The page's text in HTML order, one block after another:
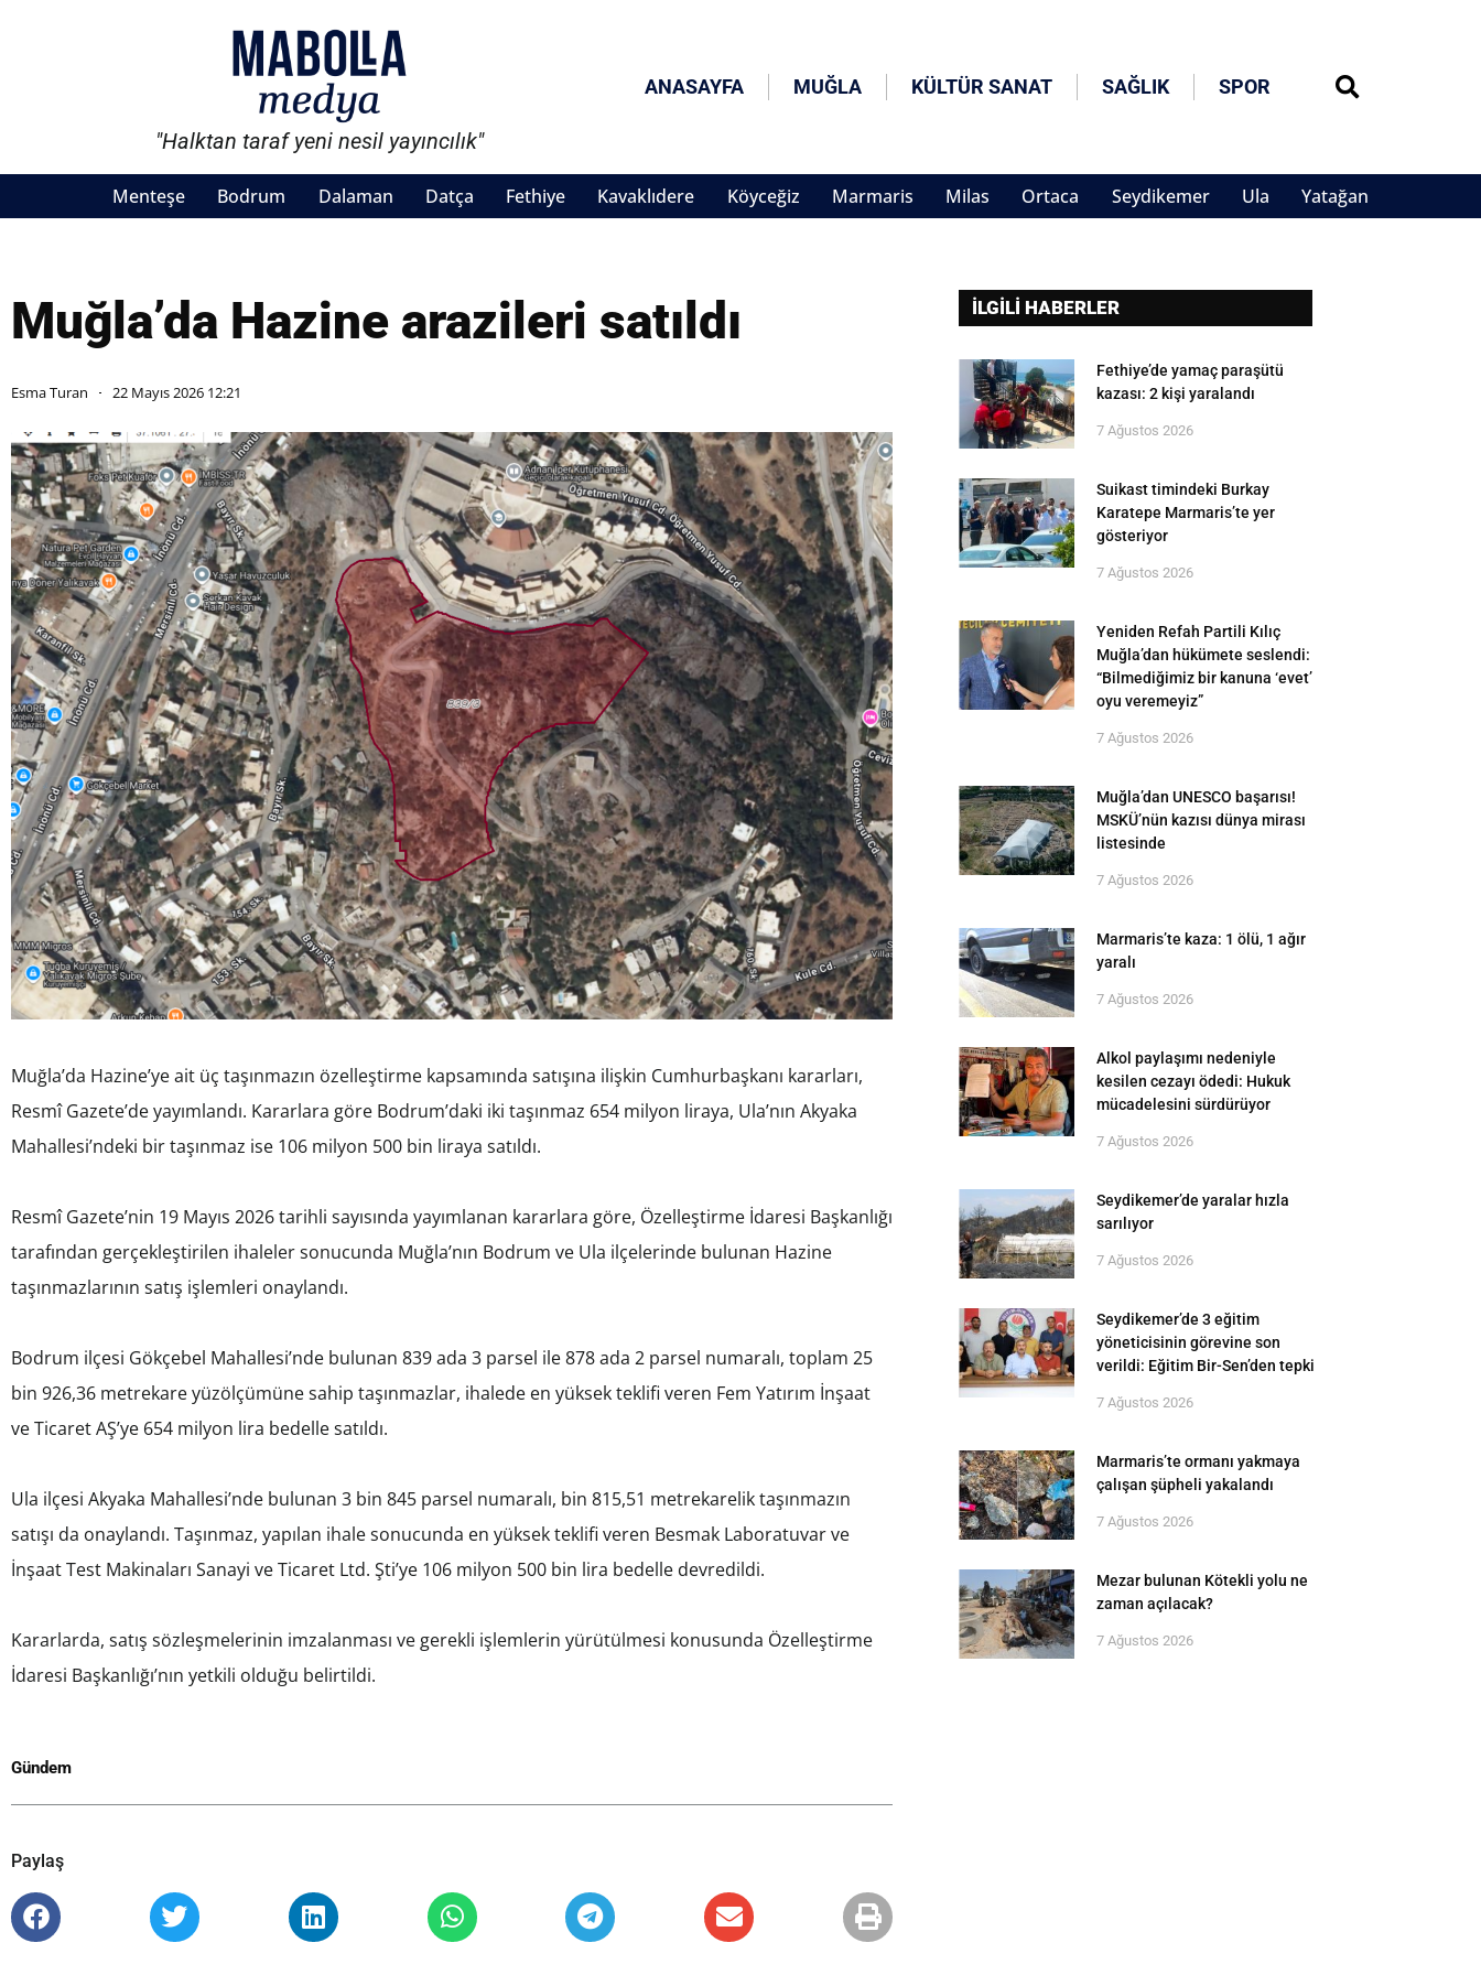
"Halktan taraf yeni nesil yayıncılık"
ANASAYFA MUĞLA KÜLTÜR SANAT SAĞLIK SPOR
Menteşe Bodrum Dalaman Datça Fethiye Kavaklıdere Köyceğiz Marmaris Milas Ortaca Seydikemer Ula Yatağan
Muğla’da Hazine arazileri satıldı
Esma Turan 22 Mayıs 2026 12:21
Muğla’da Hazine’ye ait üç taşınmazın özelleştirme kapsamında satışına ilişkin Cumhurbaşkanı kararları,
Resmî Gazete’de yayımlandı. Kararlara göre Bodrum’daki iki taşınmaz 654 milyon liraya, Ula’nın Akyaka
Mahallesi’ndeki bir taşınmaz ise 106 milyon 500 bin liraya satıldı.
Resmî Gazete’nin 19 Mayıs 2026 tarihli sayısında yayımlanan kararlara göre, Özelleştirme İdaresi Başkanlığı
tarafından gerçekleştirilen ihaleler sonucunda Muğla’nın Bodrum ve Ula ilçelerinde bulunan Hazine
taşınmazlarının satış işlemleri onaylandı.
Bodrum ilçesi Gökçebel Mahallesi’nde bulunan 839 ada 3 parsel ile 878 ada 2 parsel numaralı, toplam 25
bin 926,36 metrekare yüzölçümüne sahip taşınmazlar, ihalede en yüksek teklifi veren Fem Yatırım İnşaat
ve Ticaret AŞ’ye 654 milyon lira bedelle satıldı.
Ula ilçesi Akyaka Mahallesi’nde bulunan 3 bin 845 parsel numaralı, bin 815,51 metrekarelik taşınmazın
satışı da onaylandı. Taşınmaz, yapılan ihale sonucunda en yüksek teklifi veren Besmak Laboratuvar ve
İnşaat Test Makinaları Sanayi ve Ticaret Ltd. Şti’ye 106 milyon 500 bin lira bedelle devredildi.
Kararlarda, satış sözleşmelerinin imzalanması ve gerekli işlemlerin yürütülmesi konusunda Özelleştirme
İdaresi Başkanlığı’nın yetkili olduğu belirtildi.
Gündem
Paylaş
İLGİLİ HABERLER
Fethiye’de yamaç paraşütü
kazası: 2 kişi yaralandı
7 Ağustos 2026
Suikast timindeki Burkay
Karatepe Marmaris’te yer
gösteriyor
7 Ağustos 2026
Yeniden Refah Partili Kılıç
Muğla’dan hükümete seslendi:
“Bilmediğimiz bir kanuna ‘evet’
oyu veremeyiz”
7 Ağustos 2026
Muğla’dan UNESCO başarısı!
MSKÜ’nün kazısı dünya mirası
listesinde
7 Ağustos 2026
Marmaris’te kaza: 1 ölü, 1 ağır
yaralı
7 Ağustos 2026
Alkol paylaşımı nedeniyle
kesilen cezayı ödedi: Hukuk
mücadelesini sürdürüyor
7 Ağustos 2026
Seydikemer’de yaralar hızla
sarılıyor
7 Ağustos 2026
Seydikemer’de 3 eğitim
yöneticisinin görevine son
verildi: Eğitim Bir-Sen’den tepki
7 Ağustos 2026
Marmaris’te ormanı yakmaya
çalışan şüpheli yakalandı
7 Ağustos 2026
Mezar bulunan Kötekli yolu ne
zaman açılacak?
7 Ağustos 2026